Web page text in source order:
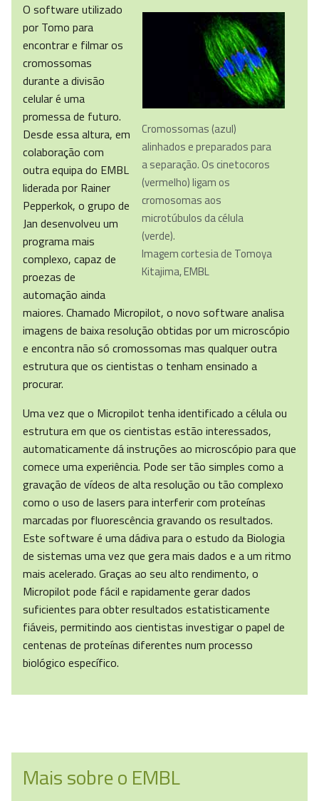
Cromossomas (azul)
alinhados e preparados para
a separação. Os cinetocoros
(vermelho) ligam os
cromosomas aos
microtúbulos da célula
(verde).
Imagem cortesia de Tomoya
Kitajima, EMBL
O software utilizado
por Tomo para
encontrar e filmar os
cromossomas
durante a divisão
celular é uma
promessa de futuro.
Desde essa altura, em
colaboração com
outra equipa do EMBL
liderada por Rainer
Pepperkok, o grupo de
Jan desenvolveu um
programa mais
complexo, capaz de
proezas de
automação ainda
maiores. Chamado Micropilot, o novo software analisa
imagens de baixa resolução obtidas por um microscópio
e encontra não só cromossomas mas qualquer outra
estrutura que os cientistas o tenham ensinado a
procurar.
Uma vez que o Micropilot tenha identificado a célula ou
estrutura em que os cientistas estão interessados,
automaticamente dá instruções ao microscópio para que
comece uma experiência. Pode ser tão simples como a
gravação de vídeos de alta resolução ou tão complexo
como o uso de lasers para interferir com proteínas
marcadas por fluorescência gravando os resultados.
Este software é uma dádiva para o estudo da Biologia
de sistemas uma vez que gera mais dados e a um ritmo
mais acelerado. Graças ao seu alto rendimento, o
Micropilot pode fácil e rapidamente gerar dados
suficientes para obter resultados estatisticamente
fiáveis, permitindo aos cientistas investigar o papel de
centenas de proteínas diferentes num processo
biológico específico.
Mais sobre o EMBL